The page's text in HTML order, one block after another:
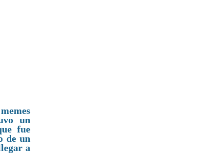
un
fue
de un
a